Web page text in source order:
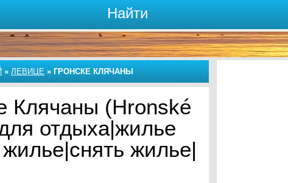
Найти
» ЛЕВИЦЕ » ГРОНСКЕ КЛЯЧАНЫ
Клячаны (Hronské
отдыха|жилье
жилье|